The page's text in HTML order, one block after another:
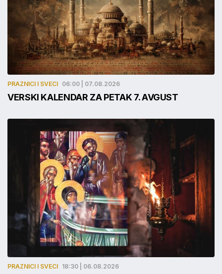
PRAZNICI I SVECI 06:00 | 07.08.2026
VERSKI KALENDAR ZA PETAK 7. AVGUST
PRAZNICI I SVECI 18:30 | 06.08.2026